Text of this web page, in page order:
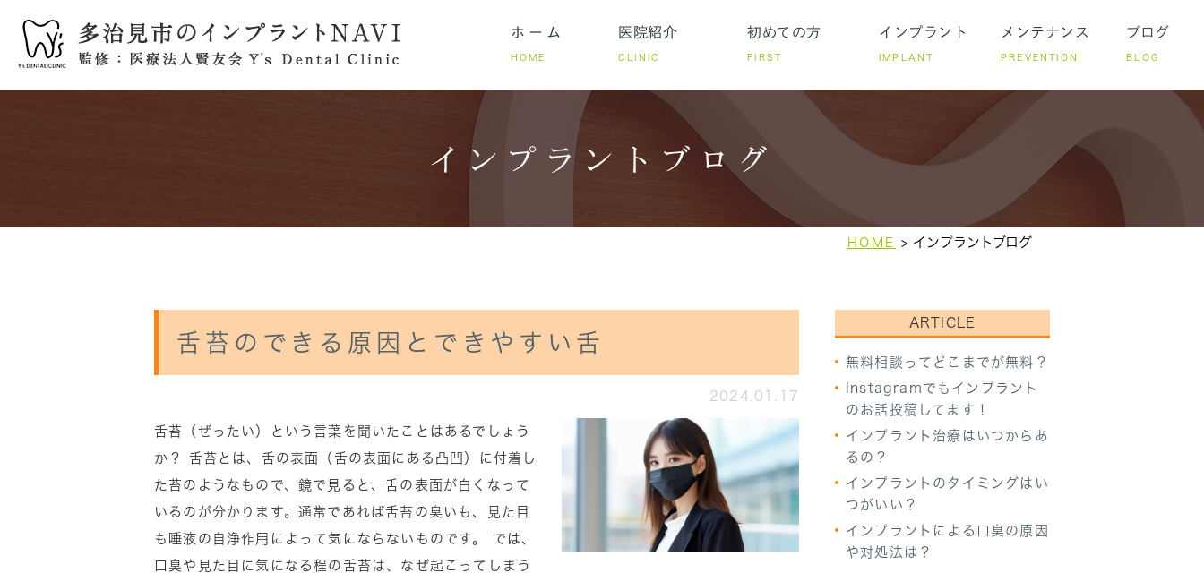
ホーム
HOME
医院紹介
CLINIC
初めての方
FIRST
当院の特徴
インプラント
IMPLANT
前歯のインプラントについて
メンテナンス
PREVENTION
インプラント後のメンテナンス
ブログ
BLOG
インプラントブログ
HOME インプラントブログ
舌苔のできる原因とできやすい舌
2024.01.17
舌苔（ぜったい）という言葉を聞いたことはあるでしょう
か？ 舌苔とは、舌の表面（舌の表面にある凸凹）に付着し
た苔のようなもので、鏡で見ると、舌の表面が白くなって
いるのが分かります。通常であれば舌苔の臭いも、見た目
も唾液の自浄作用によって気にならないものです。 では、
口臭や見た目に気になる程の舌苔は、なぜ起こってしまう
ARTICLE
無料相談ってどこまでが無料？
Instagramでもインプラント
のお話投稿してます！
インプラント治療はいつからあ
るの？
インプラントのタイミングはい
つがいい？
インプラントによる口臭の原因
や対処法は？